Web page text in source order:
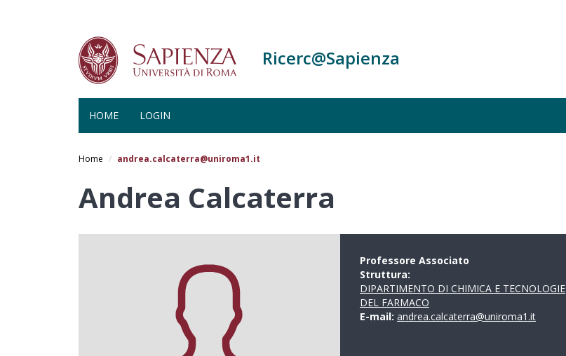
Ricerc@Sapienza
HOME LOGIN
Home andrea.calcaterra@uniroma1.it
Andrea Calcaterra
Professore Associato
Struttura:
DIPARTIMENTO DI CHIMICA E TECNOLOGIE
DEL FARMACO
E-mail: andrea.calcaterra@uniroma1.it